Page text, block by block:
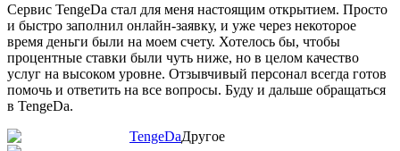
Сервис TengeDa стал для меня настоящим открытием. Просто
и быстро заполнил онлайн-заявку, и уже через некоторое
время деньги были на моем счету. Хотелось бы, чтобы
процентные ставки были чуть ниже, но в целом качество
услуг на высоком уровне. Отзывчивый персонал всегда готов
помочь и ответить на все вопросы. Буду и дальше обращаться
в TengeDa.
TengeDaДругое